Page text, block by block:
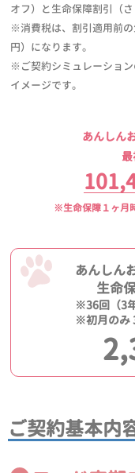
オフ）と生命保障割引（
※消費税は、割引適用前
円）になります。
※ご契約シミュレーショ
イメージです。
あんしん
※生命保障１ヶ月
あんしん
生命
※36回（3
※初月のみ
ご契約基本内